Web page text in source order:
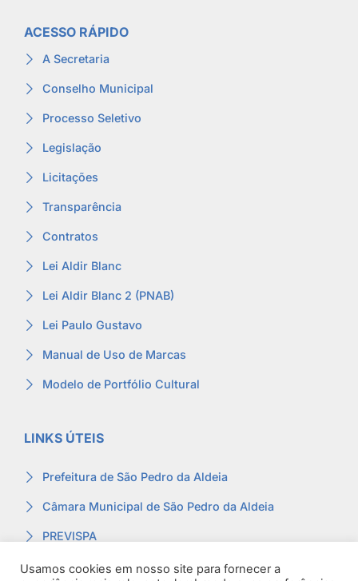
ACESSO RÁPIDO
A Secretaria
Conselho Municipal
Processo Seletivo
Legislação
Licitações
Transparência
Contratos
Lei Aldir Blanc
Lei Aldir Blanc 2 (PNAB)
Lei Paulo Gustavo
Manual de Uso de Marcas
Modelo de Portfólio Cultural
LINKS ÚTEIS
Prefeitura de São Pedro da Aldeia
Câmara Municipal de São Pedro da Aldeia
PREVISPA
Ouvidoria
Usamos cookies em nosso site para fornecer a